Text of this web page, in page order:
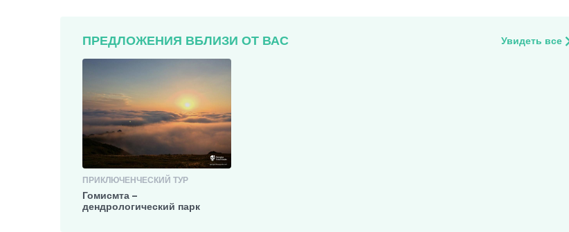
ПРЕДЛОЖЕНИЯ ВБЛИЗИ ОТ ВАС Увидеть все
ПРИКЛЮЧЕНЧЕСКИЙ ТУР
Гомисмта –
дендрологический парк